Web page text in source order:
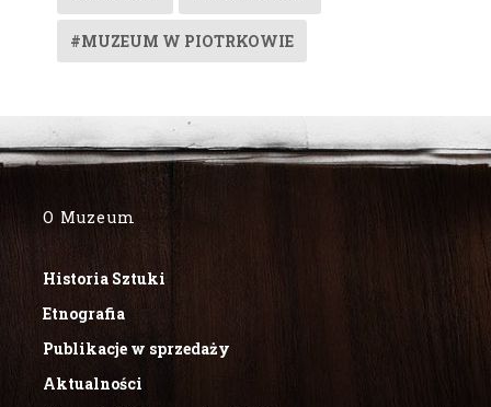
#MUZEUM W PIOTRKOWIE
O Muzeum
Historia Sztuki
Etnografia
Publikacje w sprzedaży
Aktualności